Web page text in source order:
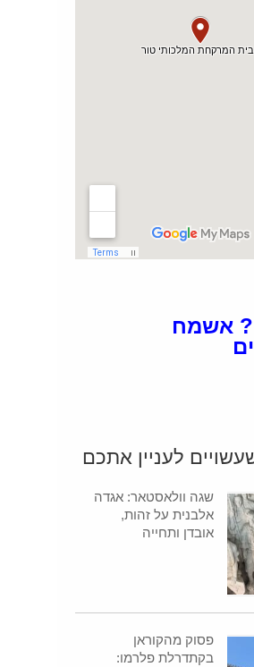
אשמח
לעניין אתכם
שגה וולאסטאר: אגדה
אלבנית על זהות,
אובדן ותחייה
פסוק מהקוראן
בקתדרלת פלרמו: